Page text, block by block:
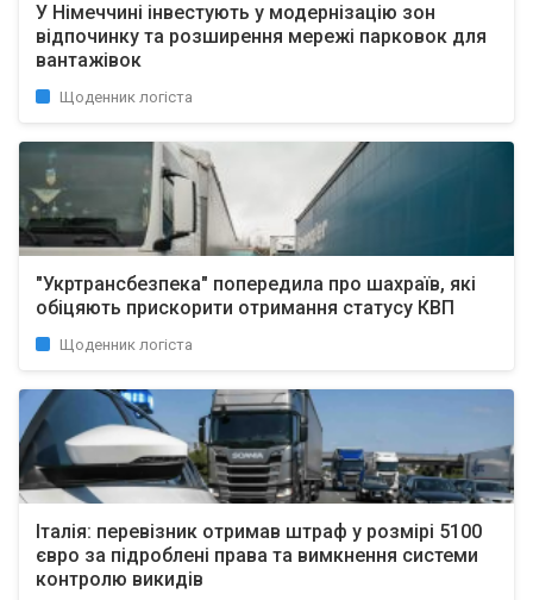
У Німеччині інвестують у модернізацію зон
відпочинку та розширення мережі парковок для
вантажівок
Щоденник логіста
"Укртрансбезпека" попередила про шахраїв, які
обіцяють прискорити отримання статусу КВП
Щоденник логіста
Італія: перевізник отримав штраф у розмірі 5100
євро за підроблені права та вимкнення системи
контролю викидів